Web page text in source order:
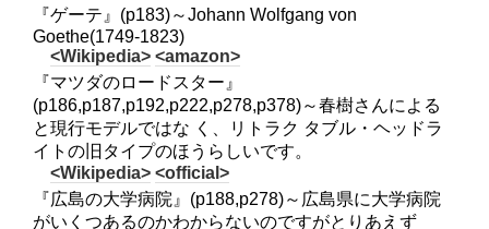
『ゲーテ』(p183)～Johann Wolfgang von
Goethe(1749-1823)
<Wikipedia> <amazon>
『マツダのロードスター』
(p186,p187,p192,p222,p278,p378)～春樹さんによる
と現行モデルではな く、リトラク タブル・ヘッドラ
イトの旧タイプのほうらしいです。
<Wikipedia> <official>
『広島の大学病院』(p188,p278)～広島県に大学病院
がいくつあるのかわからないのですがとりあえず